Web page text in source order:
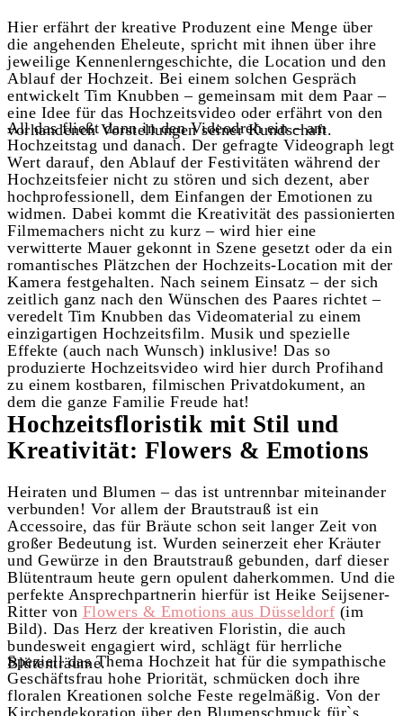
Hier erfährt der kreative Produzent eine Menge über
die angehenden Eheleute, spricht mit ihnen über ihre
jeweilige Kennenlerngeschichte, die Location und den
Ablauf der Hochzeit. Bei einem solchen Gespräch
entwickelt Tim Knubben – gemeinsam mit dem Paar –
eine Idee für das Hochzeitsvideo oder erfährt von den
vorhandenen Vorstellungen seiner Kundschaft.
All das fließt dann in den Videodreh ein – am
Hochzeitstag und danach. Der gefragte Videograph legt
Wert darauf, den Ablauf der Festivitäten während der
Hochzeitsfeier nicht zu stören und sich dezent, aber
hochprofessionell, dem Einfangen der Emotionen zu
widmen. Dabei kommt die Kreativität des passionierten
Filmemachers nicht zu kurz – wird hier eine
verwitterte Mauer gekonnt in Szene gesetzt oder da ein
romantisches Plätzchen der Hochzeits-Location mit der
Kamera festgehalten. Nach seinem Einsatz – der sich
zeitlich ganz nach den Wünschen des Paares richtet –
veredelt Tim Knubben das Videomaterial zu einem
einzigartigen Hochzeitsfilm. Musik und spezielle
Effekte (auch nach Wunsch) inklusive! Das so
produzierte Hochzeitsvideo wird hier durch Profihand
zu einem kostbaren, filmischen Privatdokument, an
dem die ganze Familie Freude hat!
Hochzeitsfloristik mit Stil und
Kreativität: Flowers & Emotions
Heiraten und Blumen – das ist untrennbar miteinander
verbunden! Vor allem der Brautstrauß ist ein
Accessoire, das für Bräute schon seit langer Zeit von
großer Bedeutung ist. Wurden seinerzeit eher Kräuter
und Gewürze in den Brautstrauß gebunden, darf dieser
Blütentraum heute gern opulent daherkommen. Und die
perfekte Ansprechpartnerin hierfür ist Heike Seijsener-
Ritter von Flowers & Emotions aus Düsseldorf (im
Bild). Das Herz der kreativen Floristin, die auch
bundesweit engagiert wird, schlägt für herrliche
Blütenträume.
Speziell das Thema Hochzeit hat für die sympathische
Geschäftsfrau hohe Priorität, schmücken doch ihre
floralen Kreationen solche Feste regelmäßig. Von der